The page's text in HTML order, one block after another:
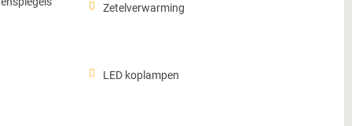
Zetelverwarming
LED koplampen